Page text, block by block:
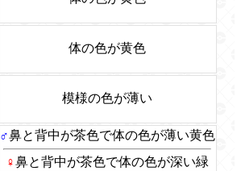
体の色が黄色
模様の色が薄い
♂鼻と背中が茶色で体の色が薄い黄色
♀鼻と背中が茶色で体の色が深い緑